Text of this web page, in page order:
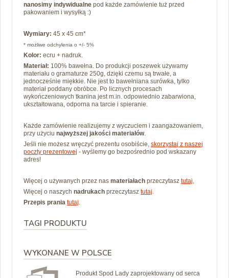
nanosimy indywidualne pod każde zamówienie tuż przed
pakowaniem i wysyłką :)
Wymiary: 45 x 45 cm*
* możliwe odchylenia o +/- 5%
Kolor: ecru + nadruk.
Materiał: 100% bawełna. Do produkcji poszewek używamy
materiału o gramaturze 250g, dzięki czemu są trwałe, a
jednocześnie miękkie. Nie jest to bawełniana surówka, tylko
materiał poddany obróbce. Po licznych procesach
wykończeniowych tkanina jest m.in. odpowiednio zabarwiona,
ukształtowana, odporna na tarcie i spieranie.
Każde zamówienie realizujemy z wyczuciem i zaangażowaniem,
przy użyciu najwyższej jakości materiałów.
Jeśli nie możesz wręczyć prezentu osobiście, skorzystaj z naszej
poczty prezentowej - wyślemy go bezpośrednio pod wskazany
adres!
Więcej o używanych przez nas materiałach przeczytasz tutaj,
Więcej o naszych nadrukach przeczytasz tutaj.
Przepis prania tutaj.
TAGI PRODUKTU
WYKONANE W POLSCE
Produkt Spod Lady zaprojektowany od serca